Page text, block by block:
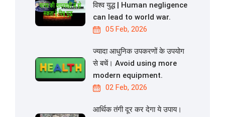
विश्व युद्ध | Human negligence
can lead to world war.
05 Feb, 2026
ज्यादा आधुनिक उपकरणों के उपयोग
से बचें। Avoid using more
modern equipment.
02 Feb, 2026
आर्थिक तंगी दूर कर देगा ये उपाय।